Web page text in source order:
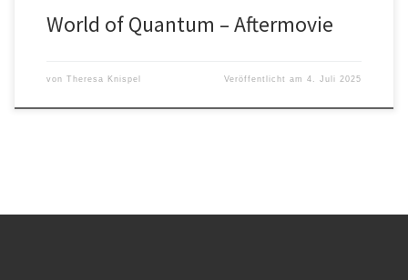
World of Quantum – Aftermovie
von Theresa Knispel Veröffentlicht am4. Juli 2025